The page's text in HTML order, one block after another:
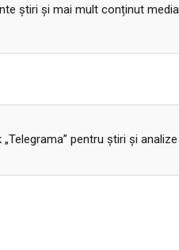
știri și mai mult conținut
pentru ştiri şi